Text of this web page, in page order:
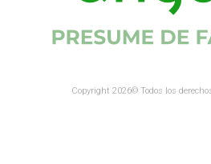
Copyright 2026© Todos los